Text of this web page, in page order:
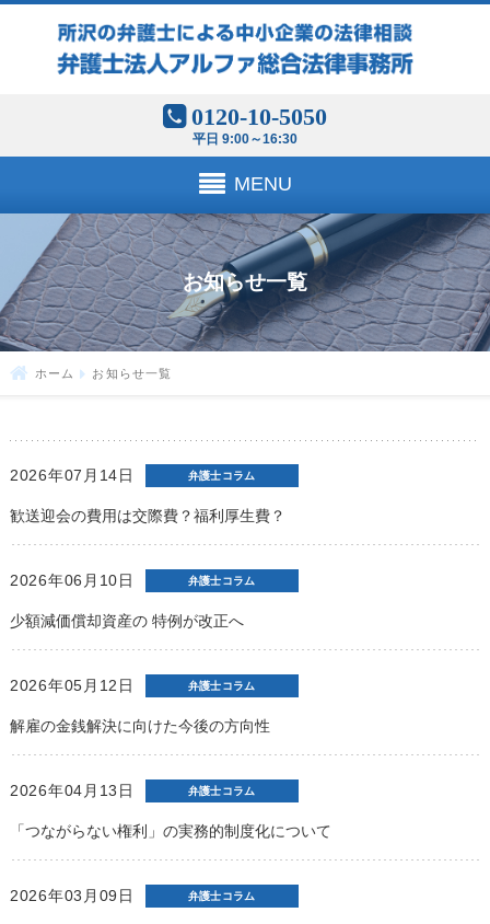
0120-10-5050
平日 9:00～16:30
MENU
お知らせ一覧
ホーム お知らせ一覧
2026年07月14日 弁護士コラム
歓送迎会の費用は交際費？福利厚生費？
2026年06月10日 弁護士コラム
少額減価償却資産の 特例が改正へ
2026年05月12日 弁護士コラム
解雇の金銭解決に向けた今後の方向性
2026年04月13日 弁護士コラム
「つながらない権利」の実務的制度化について
2026年03月09日 弁護士コラム